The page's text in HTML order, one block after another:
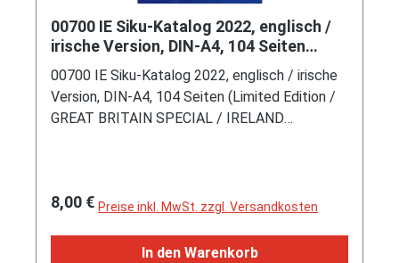
dient nur als Kopierschutz, mit Lagerspuren)
(EAN 4006874019731)
00700 IE Siku-Katalog 2022, englisch /
irische Version, DIN-A4, 104 Seiten
(Limited Edition)
00700 IE Siku-Katalog 2022, englisch / irische
Version, DIN-A4, 104 Seiten (Limited Edition /
GREAT BRITAIN SPECIAL / IRELAND
Regulärer Preis:
8,00 € Preise inkl. MwSt. zzgl. Versandkosten
In den Warenkorb